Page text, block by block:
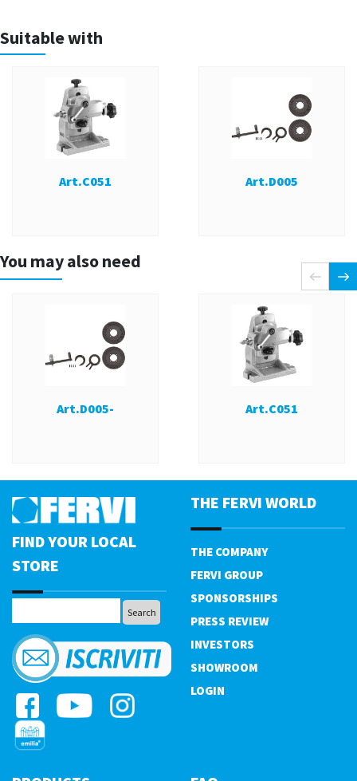
Suitable with
Art.C051 Art.D005
You may also need
Art.D005- Art.C051
FIND YOUR LOCAL
STORE
THE FERVI WORLD
THE COMPANY
FERVI GROUP
SPONSORSHIPS
PRESS REVIEW
INVESTORS
SHOWROOM
LOGIN